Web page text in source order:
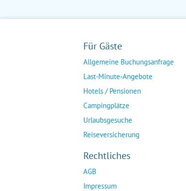
Für Gäste
Allgemeine Buchungsanfrage
Last-Minute-Angebote
Hotels / Pensionen
Campingplätze
Urlaubsgesuche
Reiseversicherung
Rechtliches
AGB
Impressum